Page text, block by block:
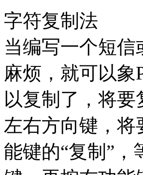
字符复制法
当编写一个短
麻烦，就可以
以复制了，将
左右方向键，
能键的“复制”